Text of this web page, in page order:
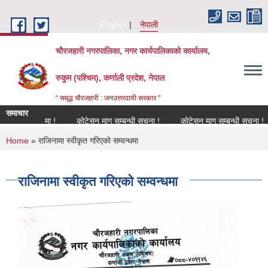
English
नेपाली
चौरजहारी नगरपालिका, नगर कार्यपालिकाको कार्यालय,
रुकुम (पश्चिम), कर्णाली प्रदेश, नेपाल
“ समृद्ध चौरजहारी : जनउत्तरदायी सरकार "
समाचार
कोटेसन माग सम्बन्धी सूचना ! कोटेसन माग सम्बन्धी सूचना !
You are here
Home » राजिनामा स्वीकृत गरिएको सम्वन्धमा
राजिनामा स्वीकृत गरिएको सम्वन्धमा